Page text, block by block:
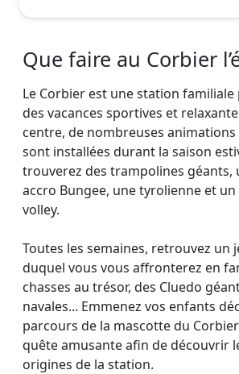
Que faire au Corbier
Le Corbier est une station
des vacances sportives et
centre, de nombreuses
sont installées durant la saison
trouverez des trampolines géants,
accro Bungee, une tyrolienne et
volley.
Toutes les semaines, retrouvez un
duquel vous vous affronterez en
chasses au trésor, des Cluedo
navales... Emmenez vos enfants
parcours de la mascotte du
quête amusante afin de découvrir
origines de la station.